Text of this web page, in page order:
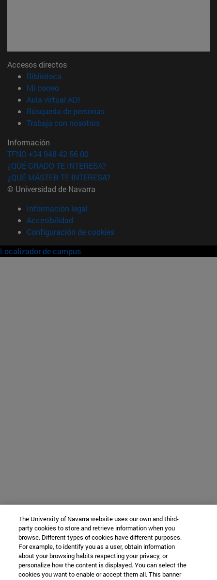
Accesos directos
Biblioteca
Mi correo(abre en nueva ventana)
Aula virtual ADI
Búsqueda de personas(abre en nueva ventana)
Trabaja con nosotros(abre en nueva ventana)
Información
TFNO +34 948 42 56 00
¿QUÉ GRADO TE INTERESA?
¿QUÉ MÁSTER TE INTERESA?
© Universidad de Navarra
Información legal
Accesibilidad
Configuración de cookies
Localizador de campus
The University of Navarra website uses our own and third-
party cookies to store and retrieve information when you
browse. Different types of cookies have different purposes.
For example, to identify you as a user, obtain information
about your browsing habits respecting your privacy, or
personalize how the content is displayed. You can select the
cookies you want to enable or accept them all. This banner